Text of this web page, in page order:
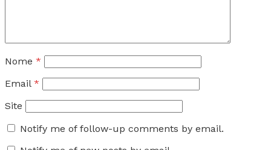
Nome *
Email *
Site
Notify me of follow-up comments by email.